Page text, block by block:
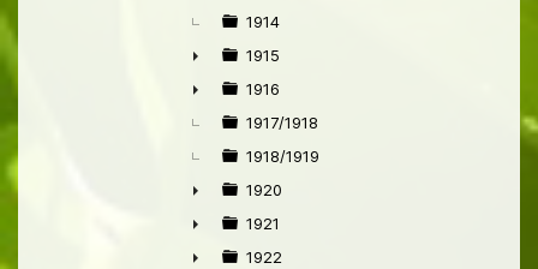
►
1914
►
1915
►
1916
1917/1918
1918/1919
►
1920
►
1921
1922